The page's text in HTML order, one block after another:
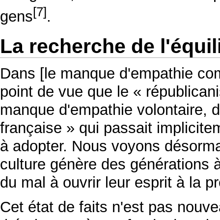
gens[7].
La recherche de
Dans [le manque d'empathie
point de vue que le «
manque d'empathie volontaire,
française » qui passait
à adopter. Nous voyons
culture génère des générations
du mal à ouvrir leur esprit à la
Cet état de faits n'est pas